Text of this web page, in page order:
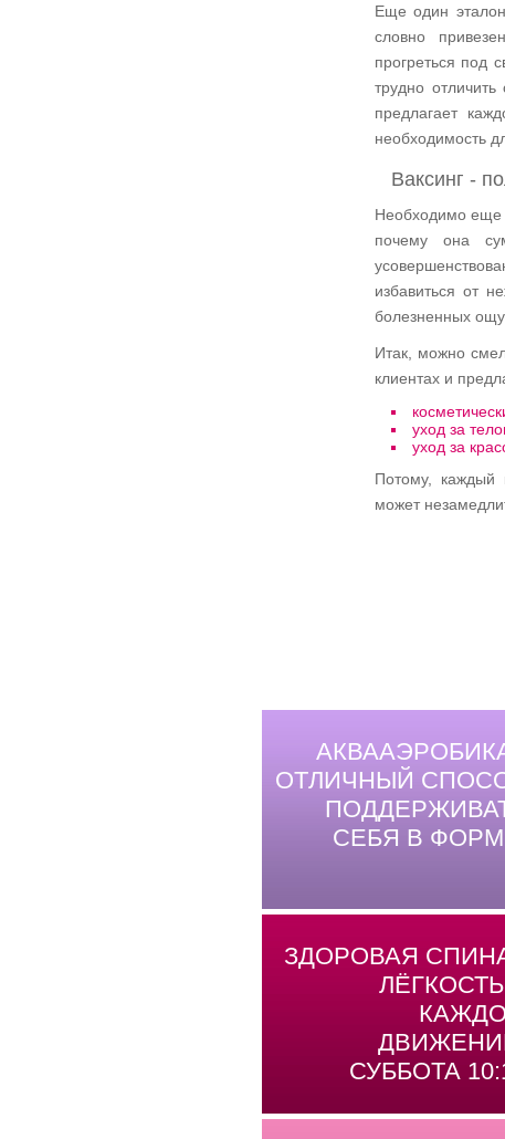
Еще один эталон
словно
прогреться под
трудно
предлагает
необходимость
Ваксинг -
Необходимо еще
почему она
избавиться от
болезненных
Итак, можно
клиентах и
уход за
уход за
Потому, каждый
может
ОТЛИЧНЫЙ
СЕБЯ В
ЗДОРОВАЯ
СУББОТА